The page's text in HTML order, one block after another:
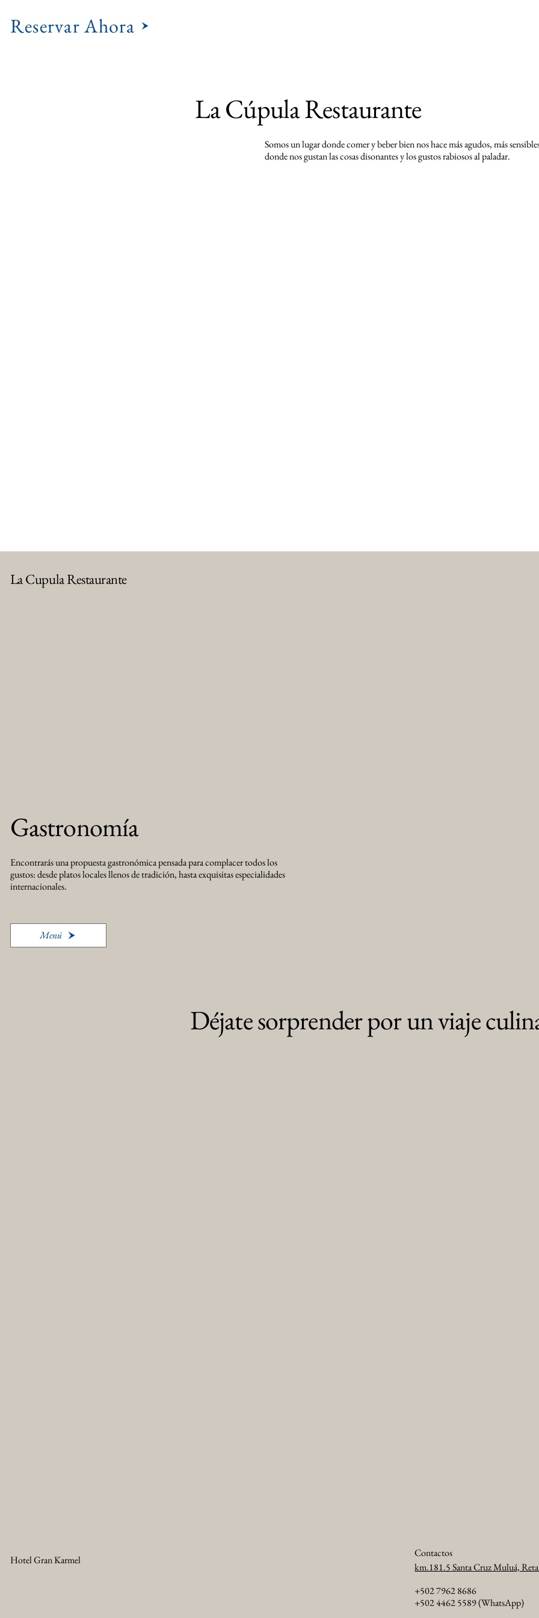
Reservar Ahora
La Cúpula Restaurante
Somos un lugar donde comer y beber bien nos hace más agudos, más
donde nos gustan las cosas disonantes y los gustos rabiosos al paladar.
La Cupula Restaurante
Gastronomía
Encontrarás una propuesta gastronómica pensada para complacer todos los
gustos: desde platos locales llenos de tradición, hasta exquisitas especialidades
internacionales.
Menú
Déjate sorprender por un viaje
Hotel Gran Karmel
Contactos
km.181.5 Santa Cruz Muluá,
+502 7962 8686
+502 4462 5589 (WhatsApp)